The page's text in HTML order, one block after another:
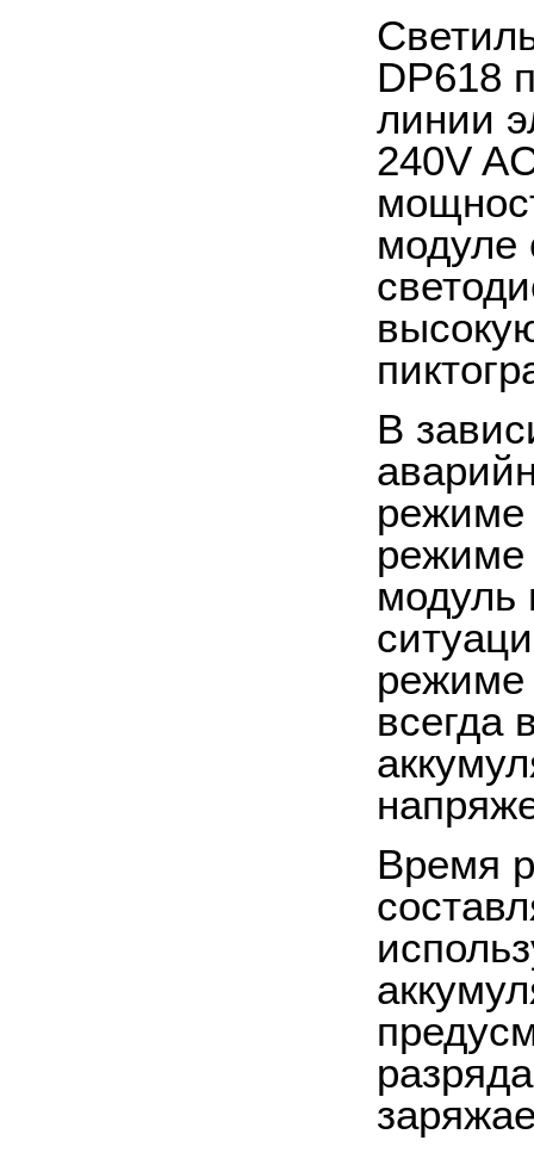
DP618
линии
240V
модуле
В
режиме
режиме
модуль
режиме
всегда
Время